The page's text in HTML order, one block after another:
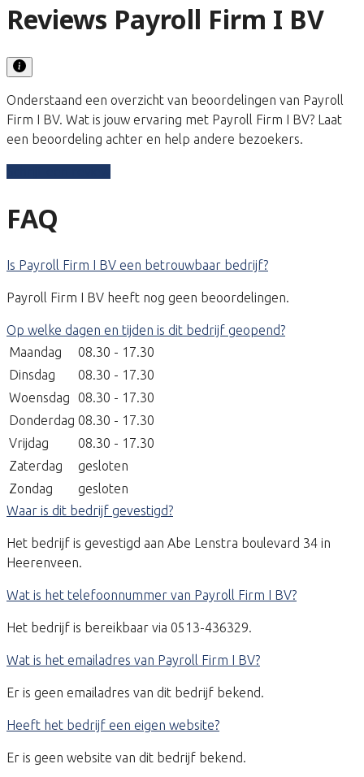
Reviews Payroll Firm I BV
Onderstaand een overzicht van beoordelingen van Payroll
Firm I BV. Wat is jouw ervaring met Payroll Firm I BV? Laat
een beoordeling achter en help andere bezoekers.
FAQ
Is Payroll Firm I BV een betrouwbaar bedrijf?
Payroll Firm I BV heeft nog geen beoordelingen.
Op welke dagen en tijden is dit bedrijf geopend?
Maandag
08.30 - 17.30
Dinsdag
08.30 - 17.30
Woensdag
08.30 - 17.30
Donderdag 08.30 - 17.30
Vrijdag
08.30 - 17.30
Zaterdag
gesloten
Zondag
gesloten
Waar is dit bedrijf gevestigd?
Het bedrijf is gevestigd aan Abe Lenstra boulevard 34 in
Heerenveen.
Wat is het telefoonnummer van Payroll Firm I BV?
Het bedrijf is bereikbaar via 0513-436329.
Wat is het emailadres van Payroll Firm I BV?
Er is geen emailadres van dit bedrijf bekend.
Heeft het bedrijf een eigen website?
Er is geen website van dit bedrijf bekend.